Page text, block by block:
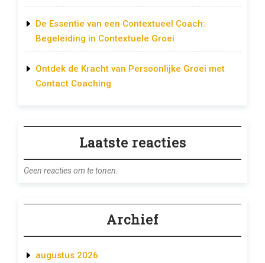
De Essentie van een Contextueel Coach:
Begeleiding in Contextuele Groei
Ontdek de Kracht van Persoonlijke Groei met
Contact Coaching
Laatste reacties
Geen reacties om te tonen.
Archief
augustus 2026